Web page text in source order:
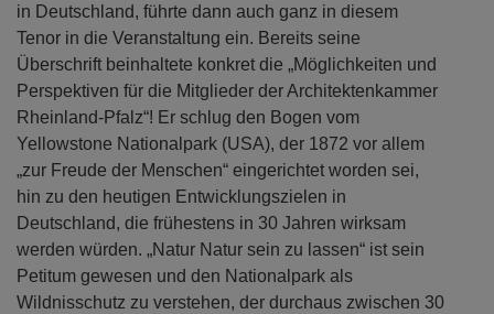
in Deutschland, führte dann auch ganz in diesem
Tenor in die Veranstaltung ein. Bereits seine
Überschrift beinhaltete konkret die „Möglichkeiten und
Perspektiven für die Mitglieder der Architektenkammer
Rheinland-Pfalz“! Er schlug den Bogen vom
Yellowstone Nationalpark (USA), der 1872 vor allem
„zur Freude der Menschen“ eingerichtet worden sei,
hin zu den heutigen Entwicklungszielen in
Deutschland, die frühestens in 30 Jahren wirksam
werden würden. „Natur Natur sein zu lassen“ ist sein
Petitum gewesen und den Nationalpark als
Wildnisschutz zu verstehen, der durchaus zwischen 30